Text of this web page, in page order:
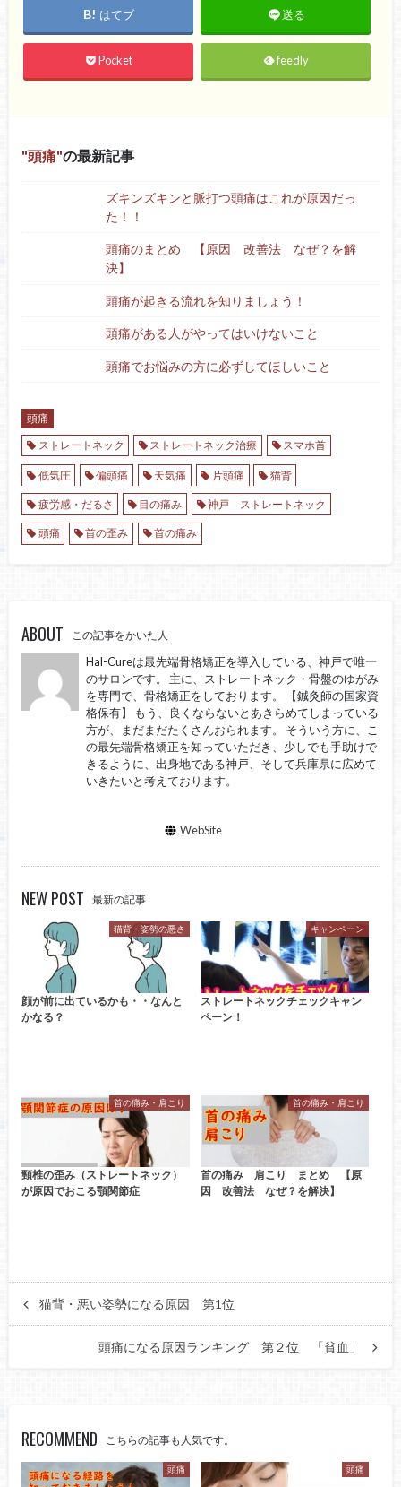
はてブ 送る
Pocket feedly
頭痛 の最新記事
ズキンズキンと脈打つ頭痛はこれが原因だっ
た！！
頭痛のまとめ 【原因 改善法 なぜ？を解
決】
頭痛が起きる流れを知りましょう！
頭痛がある人がやってはいけないこと
頭痛でお悩みの方に必ずしてほしいこと
頭痛
ストレートネック
ストレートネック治療 スマホ首
低気圧 偏頭痛 天気痛 片頭痛 猫背
疲労感・だるさ 目の痛み 神戸 ストレートネック
頭痛 首の歪み 首の痛み
ABOUT この記事をかいた人
Hal-Cureは最先端骨格矯正を導入している、神戸で唯一
のサロンです。 主に、ストレートネック・骨盤のゆがみ
を専門で、骨格矯正をしております。 【鍼灸師の国家資
格保有】 もう、良くならないとあきらめてしまっている
方が、まだまだたくさんおられます。 そういう方に、こ
の最先端骨格矯正を知っていただき、少しでも手助けで
きるように、出身地である神戸、そして兵庫県に広めて
いきたいと考えております。
WebSite
NEW POST 最新の記事
猫背・姿勢の悪さ
顔が前に出ているかも・・なんと
かなる？
キャンペーン
ストレートネックチェックキャン
ペーン！
首の痛み・肩こり
頸椎の歪み（ストレートネック）
が原因でおこる顎関節症
首の痛み・肩こり
首の痛み 肩こり まとめ 【原
因 改善法 なぜ？を解決】
猫背・悪い姿勢になる原因 第1位
頭痛になる原因ランキング 第２位 「貧血」
RECOMMEND こちらの記事も人気です。
頭痛 頭痛